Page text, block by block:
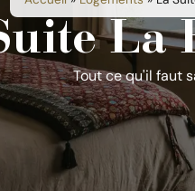
La
Tout ce qu'il faut